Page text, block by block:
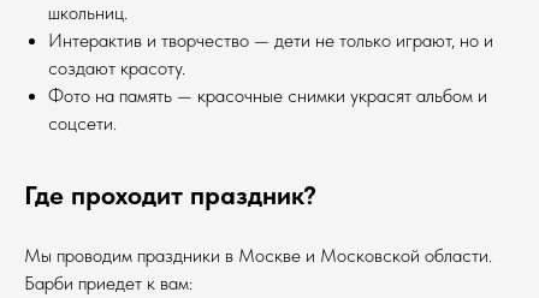
школьниц.
Интерактив и творчество — дети не только играют, но и
создают красоту.
Фото на память — красочные снимки украсят альбом и
соцсети.
Где проходит праздник?
Мы проводим праздники в Москве и Московской области.
Барби приедет к вам: